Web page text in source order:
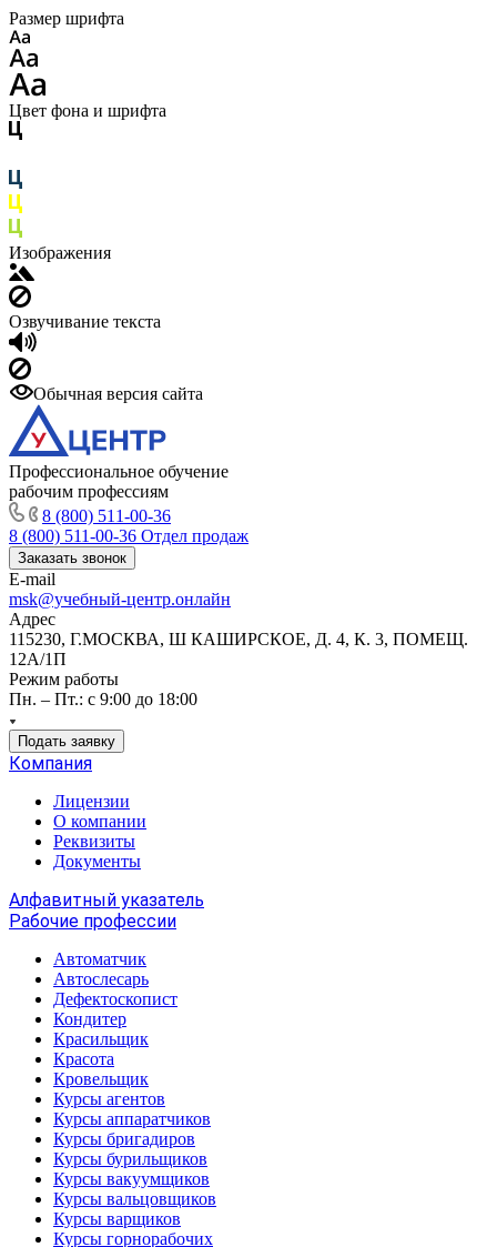
Размер шрифта
Цвет фона и шрифта
Изображения
Озвучивание текста
Обычная версия сайта
Профессиональное обучение
рабочим профессиям
8 (800) 511-00-36
8 (800) 511-00-36 Отдел продаж
Заказать звонок
E-mail
msk@учебный-центр.онлайн
Адрес
115230, Г.МОСКВА, Ш КАШИРСКОЕ, Д. 4, К. 3, ПОМЕЩ.
12А/1П
Режим работы
Пн. – Пт.: с 9:00 до 18:00
Подать заявку
Компания
Лицензии
О компании
Реквизиты
Документы
Алфавитный указатель
Рабочие профессии
Автоматчик
Автослесарь
Дефектоскопист
Кондитер
Красильщик
Красота
Кровельщик
Курсы агентов
Курсы аппаратчиков
Курсы бригадиров
Курсы бурильщиков
Курсы вакуумщиков
Курсы вальцовщиков
Курсы варщиков
Курсы горнорабочих